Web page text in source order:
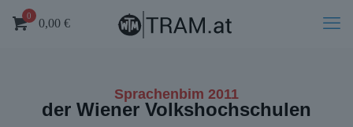
0
0,00 €
Sprachenbim 2011
der Wiener Volkshochschulen